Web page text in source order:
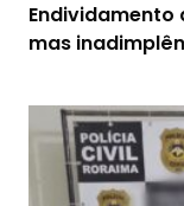
Endividamento
mas